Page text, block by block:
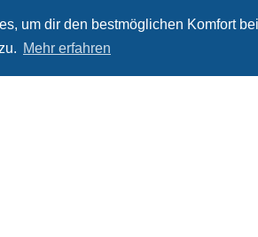
um dir den bestmöglichen Komfort
Mehr erfahren